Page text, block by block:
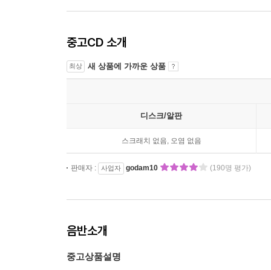
중고CD 소개
최상 새 상품에 가까운 상품
디스크/알판
스크래치 없음, 오염 없음
판매자 : 사업자 godam10 (190명 평가)
음반소개
중고상품설명